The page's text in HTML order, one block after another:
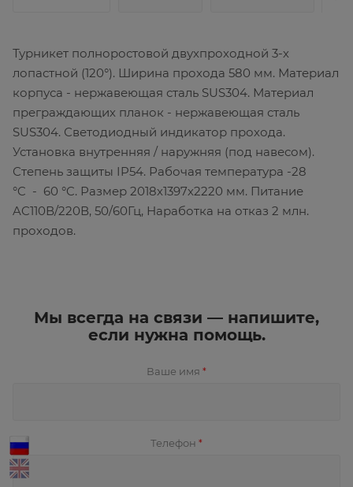
Турникет полноростовой двухпроходной 3-х
лопастной (120°). Ширина прохода 580 мм. Материал
корпуса - нержавеющая сталь SUS304. Материал
преграждающих планок - нержавеющая сталь
SUS304. Светодиодный индикатор прохода.
Установка внутренняя / наружняя (под навесом).
Степень защиты IP54. Рабочая температура -28
°C - 60 °C. Размер 2018х1397х2220 мм. Питание
AC110В/220В, 50/60Гц, Наработка на отказ 2 млн.
проходов.
Мы всегда на связи — напишите,
если нужна помощь.
Ваше имя *
Телефон *